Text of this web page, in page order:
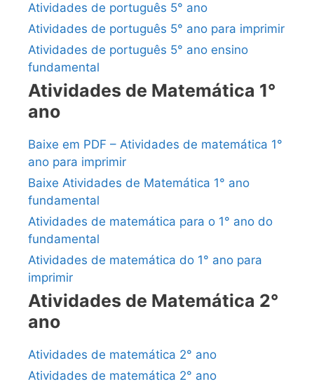
Atividades de português 5° ano
Atividades de português 5° ano para imprimir
Atividades de português 5° ano ensino
fundamental
Atividades de Matemática 1°
ano
Baixe em PDF – Atividades de matemática 1°
ano para imprimir
Baixe Atividades de Matemática 1° ano
fundamental
Atividades de matemática para o 1° ano do
fundamental
Atividades de matemática do 1° ano para
imprimir
Atividades de Matemática 2°
ano
Atividades de matemática 2° ano
Atividades de matemática 2° ano